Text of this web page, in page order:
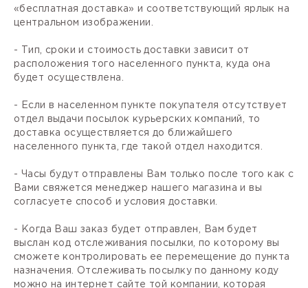
«бесплатная доставка» и соответствующий ярлык на
центральном изображении.
- Тип, сроки и стоимость доставки зависит от
расположения того населенного пункта, куда она
будет осуществлена.
- Если в населенном пункте покупателя отсутствует
отдел выдачи посылок курьерских компаний, то
доставка осуществляется до ближайшего
населенного пункта, где такой отдел находится.
- Часы будут отправлены Вам только после того как с
Вами свяжется менеджер нашего магазина и вы
согласуете способ и условия доставки.
- Когда Ваш заказ будет отправлен, Вам будет
выслан код отслеживания посылки, по которому вы
сможете контролировать ее перемещение до пункта
назначения. Отслеживать посылку по данному коду
можно на интернет сайте той компании, которая